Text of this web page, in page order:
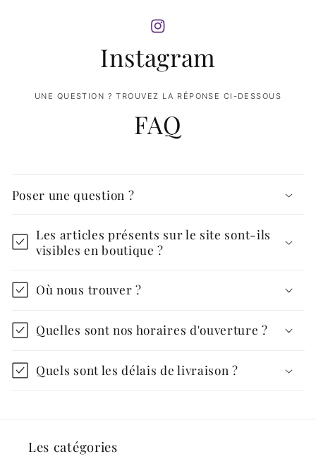
Instagram
UNE QUESTION ? TROUVEZ LA RÉPONSE CI-DESSOUS
FAQ
Poser une question ?
Les articles présents sur le site sont-ils
visibles en boutique ?
Où nous trouver ?
Quelles sont nos horaires d'ouverture ?
Quels sont les délais de livraison ?
Les catégories